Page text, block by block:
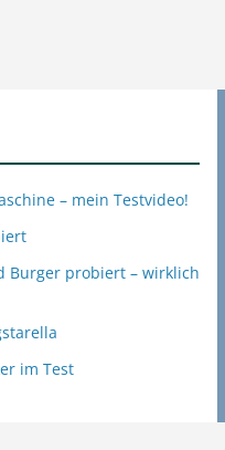
– mein Testvideo!
Burger probiert – wirklich
im Test